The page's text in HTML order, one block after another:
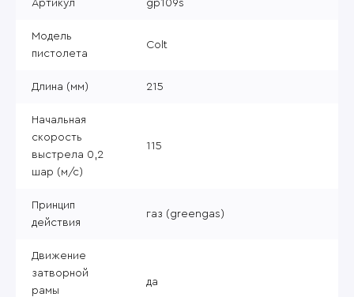
Артикул gp109s
Модель
пистолета
Colt
Длина (мм) 215
Начальная
скорость
выстрела 0,2
шар (м/с)
115
Принцип
действия
газ (greengas)
Движение
затворной
рамы
да